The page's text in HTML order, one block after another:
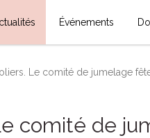
Événements
Le comité de jumelage
comité de